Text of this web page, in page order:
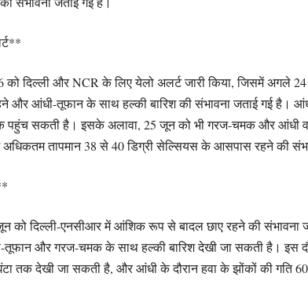
को दिल्ली और NCR के लिए येलो अलर्ट जारी किया, जिसमें अगले 24
और आंधी-तूफान के साथ हल्की बारिश की संभावना जताई गई है।
पहुंच सकती है। इसके अलावा, 25 जून को भी गरज-चमक और आंधी
तापमान 38 से 40 डिग्री सेल्सियस के आसपास रहने की
को दिल्ली-एनसीआर में आंशिक रूप से बादल छाए रहने की संभावना
और गरज-चमक के साथ हल्की बारिश देखी जा सकती है। इस
तक देखी जा सकती है, और आंधी के दौरान हवा के झोंकों की गति 60